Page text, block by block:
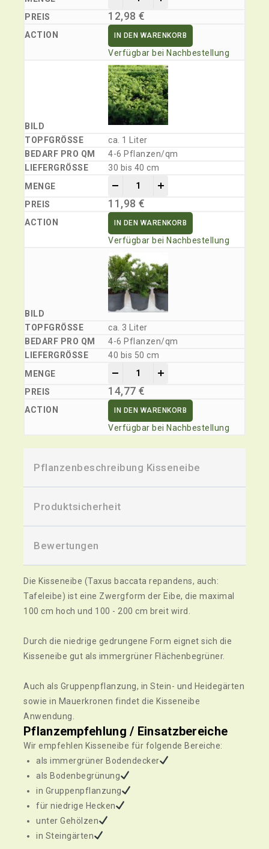
12,98 €
IN DEN WARENKORB
Verfügbar bei Nachbestellung
ca. 1 Liter
4-6 Pflanzen/qm
30 bis 40 cm
11,98 €
IN DEN WARENKORB
Verfügbar bei Nachbestellung
ca. 3 Liter
4-6 Pflanzen/qm
40 bis 50 cm
14,77 €
IN DEN WARENKORB
Verfügbar bei Nachbestellung
Pflanzenbeschreibung Kisseneibe
Produktsicherheit
Bewertungen
Die Kisseneibe (Taxus baccata repandens, auch:
Tafeleibe) ist eine Zwergform der Eibe, die maximal
100 cm hoch und 100 - 200 cm breit wird.
Durch die niedrige gedrungene Form eignet sich die
Kisseneibe gut als immergrüner Flächenbegrüner.
Auch als Gruppenpflanzung, in Stein- und Heidegärten
sowie in Mauerkronen findet die Kisseneibe
Anwendung.
Pflanzempfehlung / Einsatzbereiche
Wir empfehlen Kisseneibe für folgende Bereiche:
als immergrüner Bodendecker
als Bodenbegrünung
in Gruppenpflanzung
für niedrige Hecken
unter Gehölzen
in Steingärten